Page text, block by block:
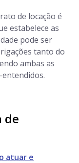
de locação é
estabelece as
pode ser
tanto do
ambas as
de
atuar e